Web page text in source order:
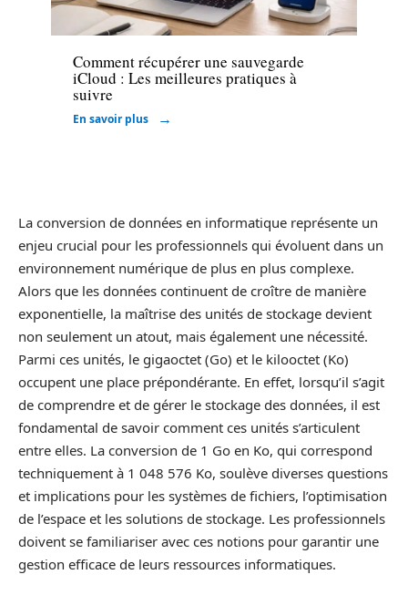
Informatique
Comment récupérer une sauvegarde
iCloud : Les meilleures pratiques à
suivre
En savoir plus
La conversion de données en informatique représente un
enjeu crucial pour les professionnels qui évoluent dans un
environnement numérique de plus en plus complexe.
Alors que les données continuent de croître de manière
exponentielle, la maîtrise des unités de stockage devient
non seulement un atout, mais également une nécessité.
Parmi ces unités, le gigaoctet (Go) et le kilooctet (Ko)
occupent une place prépondérante. En effet, lorsqu’il s’agit
de comprendre et de gérer le stockage des données, il est
fondamental de savoir comment ces unités s’articulent
entre elles. La conversion de 1 Go en Ko, qui correspond
techniquement à 1 048 576 Ko, soulève diverses questions
et implications pour les systèmes de fichiers, l’optimisation
de l’espace et les solutions de stockage. Les professionnels
doivent se familiariser avec ces notions pour garantir une
gestion efficace de leurs ressources informatiques.